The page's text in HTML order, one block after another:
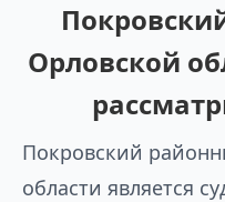
Орловской
Покровский
области является